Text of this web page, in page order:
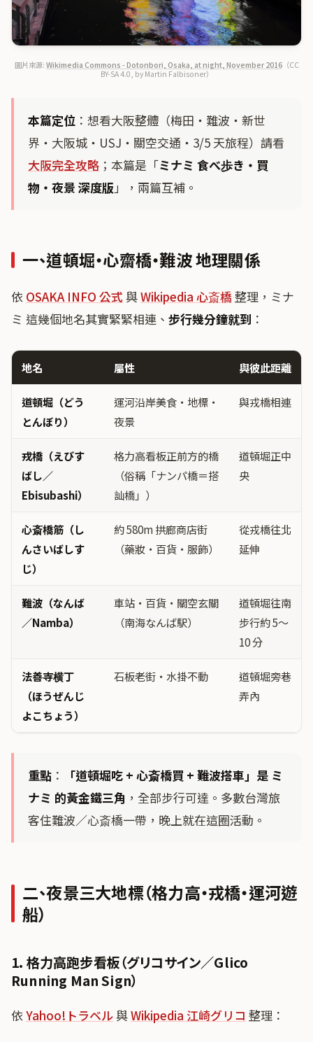
圖片來源: Wikimedia Commons - Dotonbori, Osaka, at night, November 2016（CC
BY-SA 4.0, by Martin Falbisoner）
本篇定位 ：想看大阪整體（梅田・難波・新世
界・大阪城・USJ・關空交通・3/5 天旅程）請看
大阪完全攻略 ；本篇是「ミナミ 食べ歩き・買
物・夜景 深度版 」，兩篇互補。
一、道頓堀・心齋橋・難波 地理關係
依 OSAKA INFO 公式與Wikipedia 心斎橋整理，ミナ
ミ 這幾個地名其實緊緊相連、 步行幾分鐘就到 ：
地名 屬性 與彼此距離
道頓堀（どう
とんぼり）
運河沿岸美食・地標・
夜景
與戎橋相連
戎橋（えびす
ばし／
Ebisubashi）
格力高看板正前方的橋
（俗稱「ナンパ橋＝搭
訕橋」）
道頓堀正中
央
心斎橋筋（し
んさいばしす
じ）
約 580m 拱廊商店街
（藥妝・百貨・服飾）
從戎橋往北
延伸
難波（なんば
／Namba）
車站・百貨・關空玄關
（南海なんば駅）
道頓堀往南
步行約 5〜
10 分
法善寺横丁
（ほうぜんじ
よこちょう）
石板老街・水掛不動
道頓堀旁巷
弄內
重點 ：
「道頓堀吃 + 心斎橋買 + 難波搭車」是 ミ
ナミ 的黃金鐵三角 ，全部步行可達。多數台灣旅
客住難波／心斎橋一帶，晚上就在這圈活動。
二、夜景三大地標（格力高・戎橋・運河遊
船）
1. 格力高跑步看板（グリコサイン／Glico
Running Man Sign）
依Yahoo!トラベル與Wikipedia 江崎グリコ 整理：